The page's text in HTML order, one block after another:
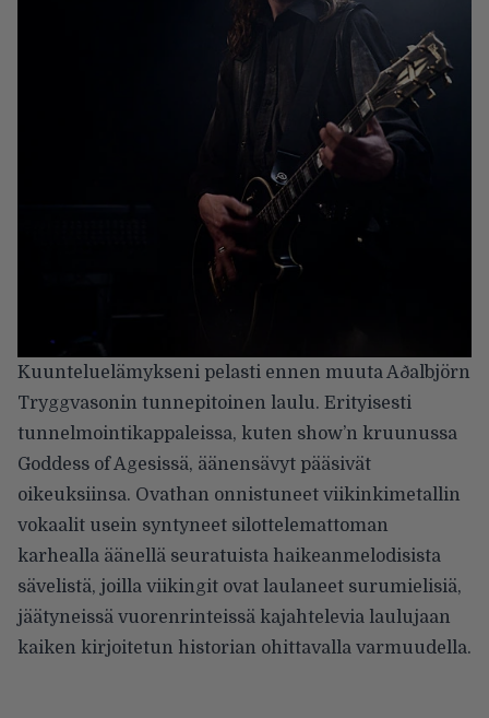
Kuunteluelämykseni pelasti ennen muuta Aðalbjörn
Tryggvasonin tunnepitoinen laulu. Erityisesti
tunnelmointikappaleissa, kuten show’n kruunussa
Goddess of Agesissä, äänensävyt pääsivät
oikeuksiinsa. Ovathan onnistuneet viikinkimetallin
vokaalit usein syntyneet silottelemattoman
karhealla äänellä seuratuista haikeanmelodisista
sävelistä, joilla viikingit ovat laulaneet surumielisiä,
jäätyneissä vuorenrinteissä kajahtelevia laulujaan
kaiken kirjoitetun historian ohittavalla varmuudella.